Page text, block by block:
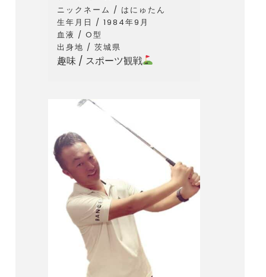
ニックネーム / はにゅたん
生年月日 / 1984年9月
血液 / O型
出身地 / 茨城県
趣味 / スポーツ観戦